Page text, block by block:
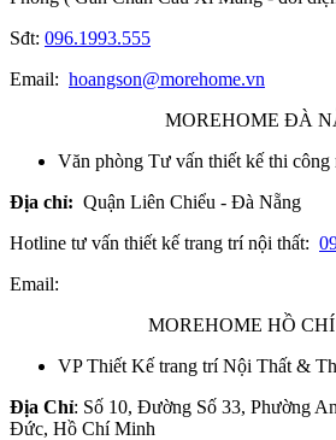
Sđt: 096.1993.555
Email: hoangson@morehome.vn
MOREHOME ĐÀ
Văn phòng Tư vấn thiết kế thi công
Địa chỉ: Quận Liên Chiểu - Đà Nẵng
Hotline tư vấn thiết kế trang trí nội thất:
Email:
MOREHOME HỒ
VP Thiết Kế trang trí Nội Thất &
Địa Chỉ: Số 10, Đường Số 33, Phường
Đức, Hồ Chí Minh